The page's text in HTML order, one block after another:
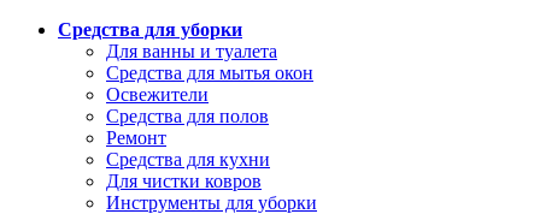
Средства для уборки
Для ванны и туалета
Средства для мытья окон
Освежители
Средства для полов
Ремонт
Средства для кухни
Для чистки ковров
Инструменты для уборки